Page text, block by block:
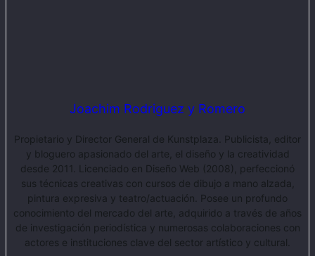
Joachim Rodriguez y Romero
Propietario y Director General de Kunstplaza. Publicista, editor
y bloguero apasionado del arte, el diseño y la creatividad
desde 2011. Licenciado en Diseño Web (2008), perfeccionó
sus técnicas creativas con cursos de dibujo a mano alzada,
pintura expresiva y teatro/actuación. Posee un profundo
conocimiento del mercado del arte, adquirido a través de años
de investigación periodística y numerosas colaboraciones con
actores e instituciones clave del sector artístico y cultural.